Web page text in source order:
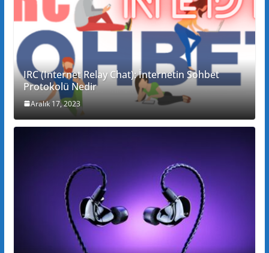
IRC (Internet Relay Chat): İnternetin Sohbet
Protokolü Nedir
Aralık 17, 2023